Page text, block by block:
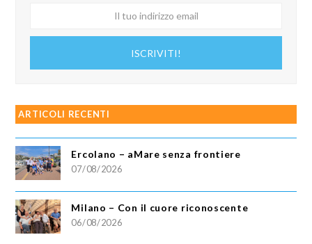
ISCRIVITI!
ARTICOLI RECENTI
Ercolano – aMare senza frontiere
07/08/2026
Milano – Con il cuore riconoscente
06/08/2026